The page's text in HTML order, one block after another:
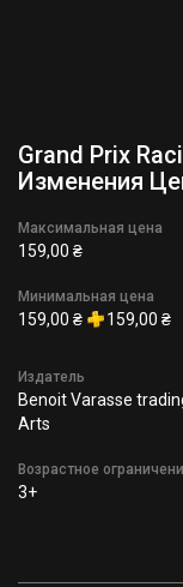
Grand Prix
Изменения
Максимальная цена
159,00 ₴
Минимальная цена
159,00 ₴ 159,00 ₴
Издатель
Benoit Varasse
Arts
Возрастное
3+